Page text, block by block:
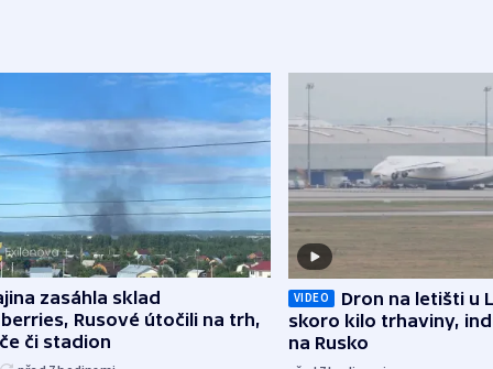
zasáhla sklad
Rusové útočili na trh,
či stadion
VIDEO
Dron na letišti u
skoro kilo trhaviny,
na Rusko